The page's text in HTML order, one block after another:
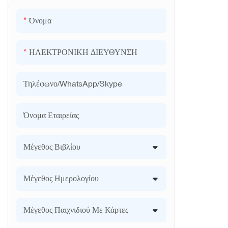
Όνομα
ΗΛΕΚΤΡΟΝΙΚΗ ΔΙΕΥΘΥΝΣΗ
Τηλέφωνο/WhatsApp/Skype
Όνομα Εταιρείας
Μέγεθος Βιβλίου
Μέγεθος Ημερολογίου
Μέγεθος Παιχνιδιού Με Κάρτες